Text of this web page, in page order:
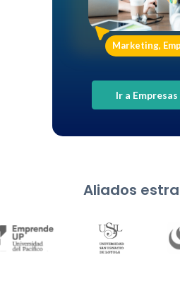
Marketing,
Ir a Empresas
Aliados